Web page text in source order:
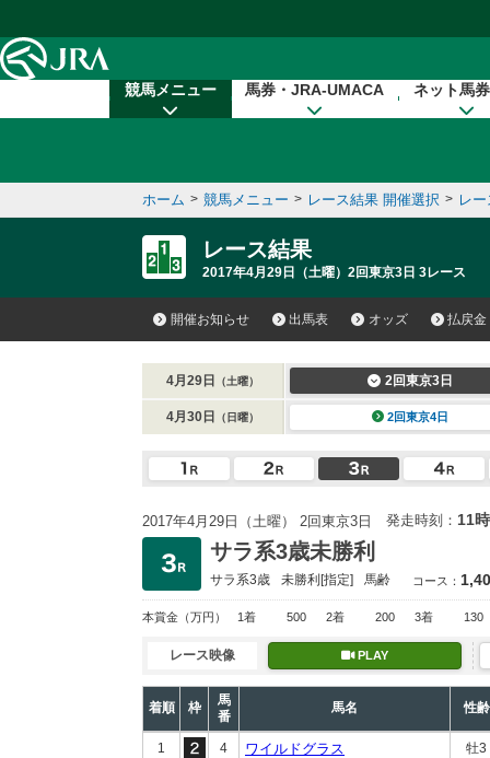
競馬メニュー 馬券・JRA-UMACA ネット馬
ホーム > 競馬メニュー > レース結果 開催選択 > レ
レース結果
2017年4月29日（土曜）2回東京3日 3レース
開催お知らせ 出馬表 オッズ 払戻金
4月29日 （土曜） 2回東京3日
4月30日 （日曜） 2回東京4日
2017年4月29日（土曜） 2回東京3日 発走時刻： 11
サラ系3歳未勝利
サラ系3歳 未勝利[指定] 馬齢 コース：
本賞金 （万円） 1着 500 2着 200 3着 130
レース映像 PLAY
着順 枠
馬
番
馬名 性齢
1 4 ワイルドグラス 牡3